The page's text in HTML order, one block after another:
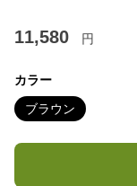
11,580 円
カラー
ブラウン